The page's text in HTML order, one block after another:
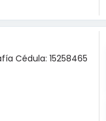
Cédula: 15258465